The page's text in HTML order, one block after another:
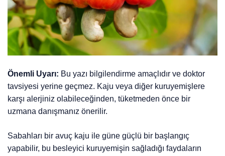
Önemli Uyarı: Bu yazı bilgilendirme amaçlıdır ve doktor
tavsiyesi yerine geçmez. Kaju veya diğer kuruyemişlere
karşı alerjiniz olabileceğinden, tüketmeden önce bir
uzmana danışmanız önerilir.
Sabahları bir avuç kaju ile güne güçlü bir başlangıç
yapabilir, bu besleyici kuruyemişin sağladığı faydaların